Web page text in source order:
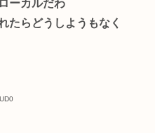
ーカルだわ
たらどうしようもなく